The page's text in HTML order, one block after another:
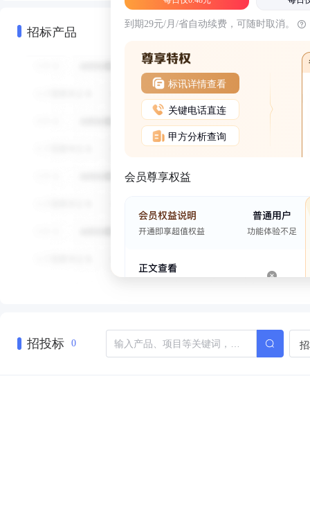
招标产品 到期29元/月/省自动续费，可随时取消。
标讯详情查看
关键电话直连
甲方分析查询
会员尊享权益
招投标 0